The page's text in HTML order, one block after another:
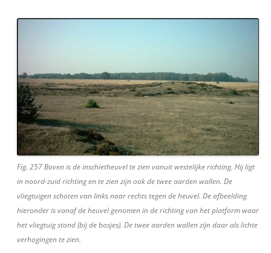
Fig. 257 Boven is de inschietheuvel te zien vanuit westelijke richting. Hij ligt
in noord-zuid richting en te zien zijn ook de twee aarden wallen. De
vliegtuigen schoten van links naar rechts tegen de heuvel. De afbeelding
hieronder is vanaf de heuvel genomen in de richting van het platform waar
het vliegtuig stond (bij de bosjes). De twee aarden wallen zijn daar als lichte
verhogingen te zien.